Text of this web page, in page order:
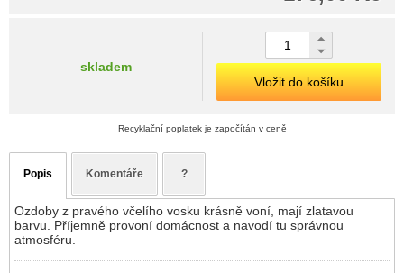
skladem
Vložit do košíku
Recyklační poplatek je započítán v ceně
Popis Komentáře ?
Ozdoby z pravého včelího vosku krásně voní, mají zlatavou
barvu. Příjemně provoní domácnost a navodí tu správnou
atmosféru.